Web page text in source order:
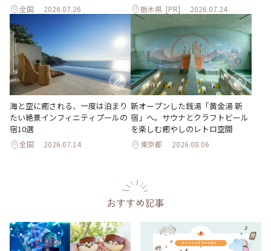
全国 2026.07.26 栃木県 [PR] 2026.07.24
海と空に癒される、一度は泊まり
たい絶景インフィニティプールの
宿10選
全国 2026.07.14
新オープンした銭湯「黄金湯 新
宿」へ。サウナとクラフトビール
を楽しむ癒やしのレトロ空間
東京都 2026.08.06
おすすめ記事